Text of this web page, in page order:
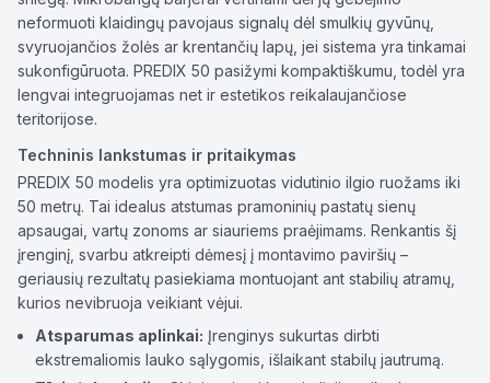
neformuoti klaidingų pavojaus signalų dėl smulkių gyvūnų,
svyruojančios žolės ar krentančių lapų, jei sistema yra tinkamai
sukonfigūruota. PREDIX 50 pasižymi kompaktiškumu, todėl yra
lengvai integruojamas net ir estetikos reikalaujančiose
teritorijose.
Techninis lankstumas ir pritaikymas
PREDIX 50 modelis yra optimizuotas vidutinio ilgio ruožams iki
50 metrų. Tai idealus atstumas pramoninių pastatų sienų
apsaugai, vartų zonoms ar siauriems praėjimams. Renkantis šį
įrenginį, svarbu atkreipti dėmesį į montavimo paviršių –
geriausių rezultatų pasiekiama montuojant ant stabilių atramų,
kurios nevibruoja veikiant vėjui.
Atsparumas aplinkai: Įrenginys sukurtas dirbti
ekstremaliomis lauko sąlygomis, išlaikant stabilų jautrumą.